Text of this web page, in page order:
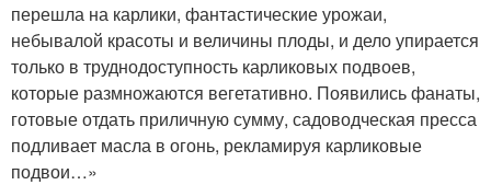
перешла на карлики, фантастические урожаи,
небывалой красоты и величины плоды, и дело упирается
только в труднодоступность карликовых подвоев,
которые размножаются вегетативно. Появились фанаты,
готовые отдать приличную сумму, садоводческая пресса
подливает масла в огонь, рекламируя карликовые
подвои…»